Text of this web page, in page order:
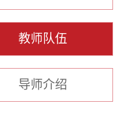
教师队伍
导师介绍